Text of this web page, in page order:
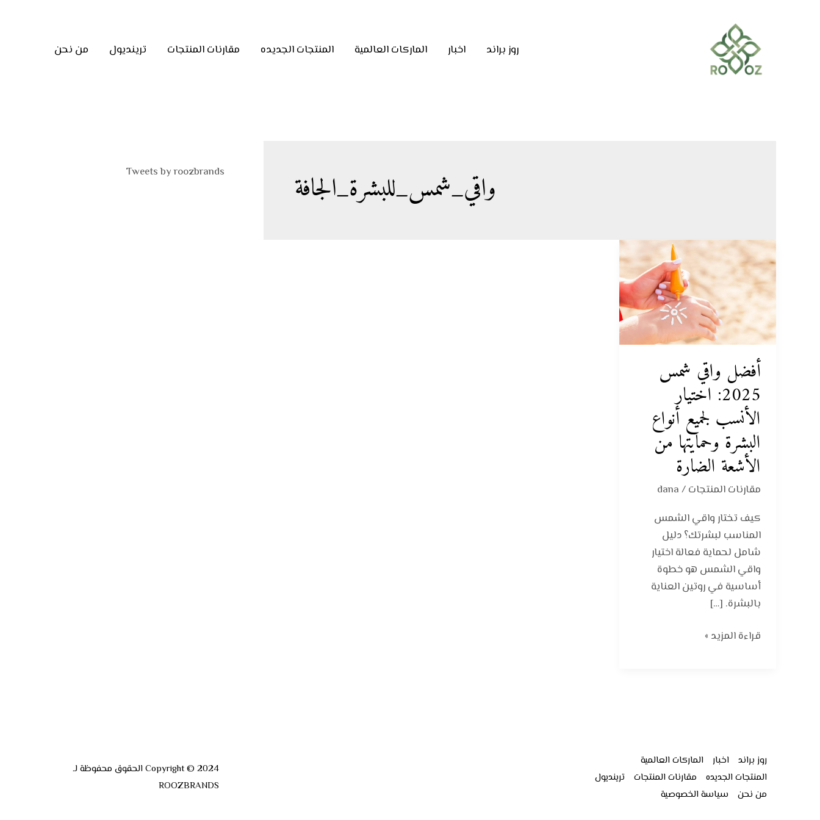
روز براند اخبار الماركات العالمية المنتجات الجديده مقارنات المنتجات ترينديول من نحن
واقي_شمس_للبشرة_الجافة
أفضل واقي شمس
2025: اختيار
الأنسب لجميع أنواع
البشرة وحمايتها من
الأشعة الضارة
مقارنات المنتجات/
dana
كيف تختار واقي الشمس
المناسب لبشرتك؟ دليل
شامل لحماية فعالة اختيار
واقي الشمس هو خطوة
أساسية في روتين العناية
بالبشرة. […]
أفضل
واقي
شمس
2025:
اختيار
الأنسب
لجميع
أنواع
البشرة
وحمايتها
من
الأشعة
الضارة
قراءة المزيد »
Tweets by roozbrands
روز براند اخبار
الماركات العالمية
المنتجات الجديده
مقارنات المنتجات
ترينديول
من نحن
سياسة الخصوصية
Copyright © 2024 الحقوق محفوظة لـ
ROOZBRANDS